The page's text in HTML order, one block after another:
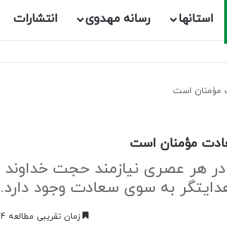
استانها رسانه مهدوی انتشارات
مؤمنان است
مؤمنان است
هر عصری نیازمند حجت خداوند
به سوی سعادت وجود دارد.
زمان تقریبی مطالعه 4 دقیقه